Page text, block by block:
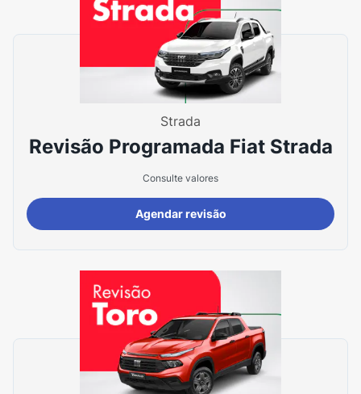
Strada
Revisão Programada Fiat Strada
Consulte valores
Agendar revisão